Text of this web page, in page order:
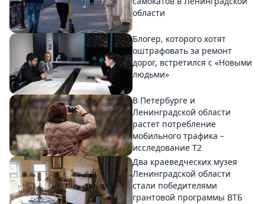
области
Блогер, которого хотят
оштрафовать за ремонт
дорог, встретился с «Новыми
людьми»
В Петербурге и
Ленинградской области
растет потребление
мобильного трафика –
исследование T2
Два краеведческих музея
Ленинградской области
стали победителями
грантовой программы ВТБ